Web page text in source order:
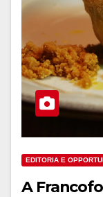
EDITORIA E
A